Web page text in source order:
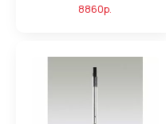
8860р.